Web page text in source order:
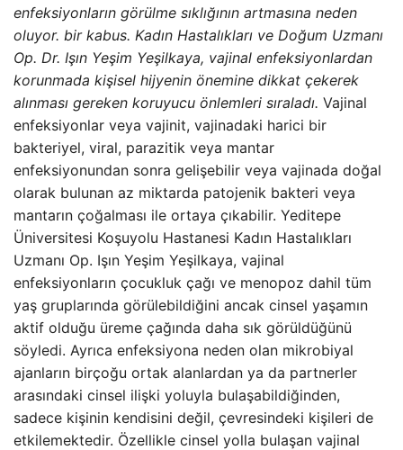
enfeksiyonların görülme sıklığının artmasına neden
oluyor. bir kabus. Kadın Hastalıkları ve Doğum Uzmanı
Op. Dr. Işın Yeşim Yeşilkaya, vajinal enfeksiyonlardan
korunmada kişisel hijyenin önemine dikkat çekerek
alınması gereken koruyucu önlemleri sıraladı. Vajinal
enfeksiyonlar veya vajinit, vajinadaki harici bir
bakteriyel, viral, parazitik veya mantar
enfeksiyonundan sonra gelişebilir veya vajinada doğal
olarak bulunan az miktarda patojenik bakteri veya
mantarın çoğalması ile ortaya çıkabilir. Yeditepe
Üniversitesi Koşuyolu Hastanesi Kadın Hastalıkları
Uzmanı Op. Işın Yeşim Yeşilkaya, vajinal
enfeksiyonların çocukluk çağı ve menopoz dahil tüm
yaş gruplarında görülebildiğini ancak cinsel yaşamın
aktif olduğu üreme çağında daha sık görüldüğünü
söyledi. Ayrıca enfeksiyona neden olan mikrobiyal
ajanların birçoğu ortak alanlardan ya da partnerler
arasındaki cinsel ilişki yoluyla bulaşabildiğinden,
sadece kişinin kendisini değil, çevresindeki kişileri de
etkilemektedir. Özellikle cinsel yolla bulaşan vajinal